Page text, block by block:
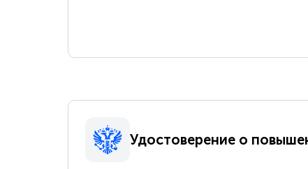
Удостоверение о